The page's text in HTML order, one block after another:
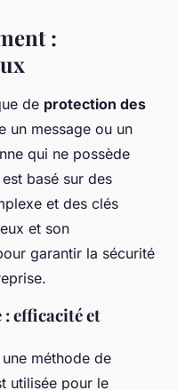
:
de protection des
un message ou un
qui ne possède
basé sur des
et des clés
et son
garantir la sécurité
efficacité et
méthode de
utilisée pour le